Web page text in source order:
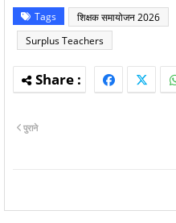
Tags शिक्षक समायोजन 2026
Surplus Teachers
पुराने